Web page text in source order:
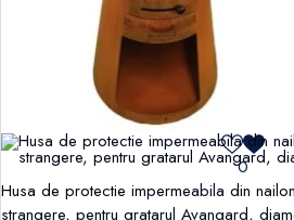
0
Husa de protectie impermeabila din
strangere, pentru gratarul Avangard,